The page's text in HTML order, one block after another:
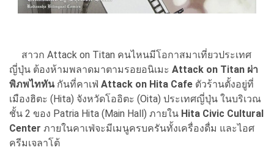
สาวก Attack on Titan คนไหนมีโอกาสมาเที่ยวประเทศ
ญี่ปุ่น ต้องห้ามพลาดมาตามรอยอนิเมะ Attack on Titan ผ่า
พิภพไททัน กันที่คาเฟ่ Attack on Hita Cafe ตัวร้านตั้งอยู่ที่
เมืองฮิตะ (Hita) จังหวัดโออิตะ (Oita) ประเทศญี่ปุ่น ในบริเวณ
ชั้น 2 ของ Patria Hita (Main Hall) ภายใน Hita Civic Cultural
Center ภายในคาเฟ่จะมีเมนูครบครันทั้งเครื่องดื่ม และไอศ
ครีมเจลาโต้